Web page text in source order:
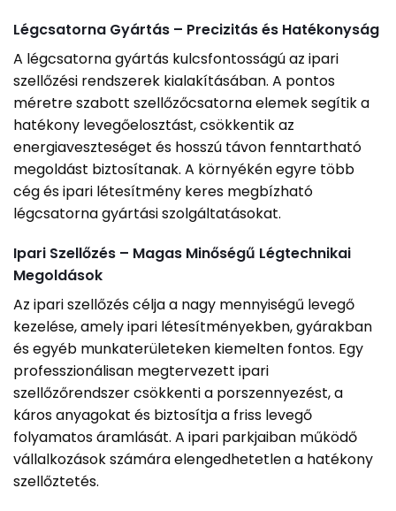
Légcsatorna Gyártás – Precizitás és Hatékonyság
A légcsatorna gyártás kulcsfontosságú az ipari
szellőzési rendszerek kialakításában. A pontos
méretre szabott szellőzőcsatorna elemek segítik a
hatékony levegőelosztást, csökkentik az
energiaveszteséget és hosszú távon fenntartható
megoldást biztosítanak. A környékén egyre több
cég és ipari létesítmény keres megbízható
légcsatorna gyártási szolgáltatásokat.
Ipari Szellőzés – Magas Minőségű Légtechnikai
Megoldások
Az ipari szellőzés célja a nagy mennyiségű levegő
kezelése, amely ipari létesítményekben, gyárakban
és egyéb munkaterületeken kiemelten fontos. Egy
professzionálisan megtervezett ipari
szellőzőrendszer csökkenti a porszennyezést, a
káros anyagokat és biztosítja a friss levegő
folyamatos áramlását. A ipari parkjaiban működő
vállalkozások számára elengedhetetlen a hatékony
szellőztetés.